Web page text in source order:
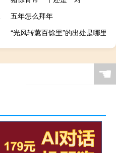
五年怎么拜年
“光风转蕙百馀里”的出处是哪里
☚